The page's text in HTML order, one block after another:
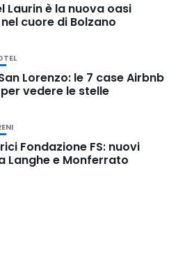
Laurin è la nuova oasi
cuore di Bolzano
Lorenzo: le 7 case Airbnb
vedere le stelle
Fondazione FS: nuovi
Langhe e Monferrato